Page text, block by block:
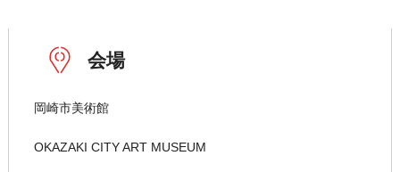
会場
岡崎市美術館
OKAZAKI CITY ART MUSEUM